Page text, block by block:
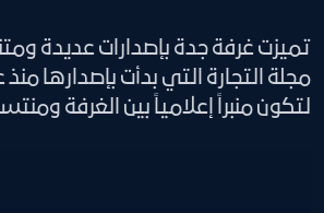
تميزت غرفة جدة بإصدارات عديدة
لتكون منبراً إعلامياً بين الغرفة